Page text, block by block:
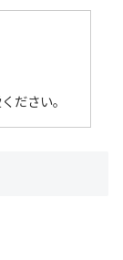
ださい。